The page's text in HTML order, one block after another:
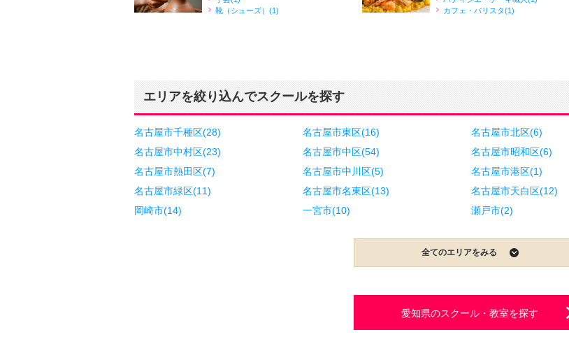
靴（シューズ）(1)
カフェ・バリスタ(1)
エリアを絞り込んでスクールを探す
名古屋市千種区(28) 名古屋市東区(16) 名古屋市北区(6)
名古屋市中村区(23)
名古屋市中区(54) 名古屋市昭和区(6)
名古屋市熱田区(7)
名古屋市中川区(5) 名古屋市港区(1)
名古屋市緑区(11)
名古屋市名東区(13) 名古屋市天白区(12)
岡崎市(14)
一宮市(10) 瀬戸市(2)
全てのエリアをみる
愛知県のスクール・教室を探す